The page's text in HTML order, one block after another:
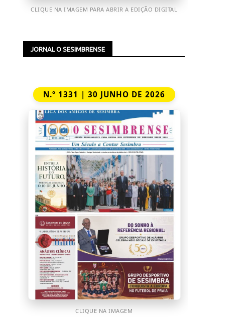
CLIQUE NA IMAGEM PARA ABRIR A EDIÇÃO DIGITAL
JORNAL O SESIMBRENSE
N.º 1331 | 30 JUNHO DE 2026
CLIQUE NA IMAGEM